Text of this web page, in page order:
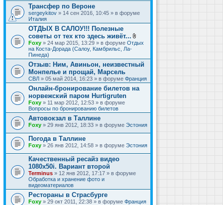
Трансфер по Вероне
sergeykitov » 14 сен 2016, 10:45 » в форуме
Италия
ОТДЫХ В САЛОУ!!! Полезные
советы от тех кто здесь живёт...
В
л
ж
е
и
я
Foxy » 24 мар 2015, 13:29 » в форуме Отдых
на Коста-Дорада (Салоу, Камбрильс, Ла-
Пинеда)
Отзыв: Ним, Авиньон, неизвестный
Монпелье и прощай, Марсель
СВЛ » 05 май 2014, 16:23 » в форуме Франция
Онлайн-бронирование билетов на
норвежский паром Hurtigruten
Foxy » 11 мар 2012, 12:53 » в форуме
Вопросы по бронированию билетов
Автовокзал в Таллине
Foxy » 29 янв 2012, 18:33 » в форуме Эстония
Погода в Таллине
Foxy » 26 янв 2012, 14:58 » в форуме Эстония
Качественный ресайз видео
1080x50i. Вариант второй
Terminus » 12 янв 2012, 17:17 » в форуме
Обработка и хранение фото и
видеоматериалов
Рестораны в Страсбурге
Foxy » 29 окт 2011, 22:38 » в форуме Франция